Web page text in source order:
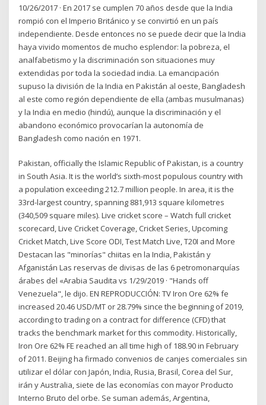
10/26/2017 · En 2017 se cumplen 70 años desde que la India
rompió con el Imperio Británico y se convirtió en un país
independiente. Desde entonces no se puede decir que la India
haya vivido momentos de mucho esplendor: la pobreza, el
analfabetismo y la discriminación son situaciones muy
extendidas por toda la sociedad india. La emancipación
supuso la división de la India en Pakistán al oeste, Bangladesh
al este como región dependiente de ella (ambas musulmanas)
y la India en medio (hindú), aunque la discriminación y el
abandono económico provocarían la autonomía de
Bangladesh como nación en 1971.
Pakistan, officially the Islamic Republic of Pakistan, is a country
in South Asia. It is the world’s sixth-most populous country with
a population exceeding 212.7 million people. In area, it is the
33rd-largest country, spanning 881,913 square kilometres
(340,509 square miles). Live cricket score – Watch full cricket
scorecard, Live Cricket Coverage, Cricket Series, Upcoming
Cricket Match, Live Score ODI, Test Match Live, T20I and More
Destacan las "minorías" chiitas en la India, Pakistán y
Afganistán Las reservas de divisas de las 6 petromonarquías
árabes del «Arabia Saudita vs 1/29/2019 · "Hands off
Venezuela", le dijo. EN REPRODUCCIÓN: TV Iron Ore 62% fe
increased 20.46 USD/MT or 28.79% since the beginning of 2019,
according to trading on a contract for difference (CFD) that
tracks the benchmark market for this commodity. Historically,
Iron Ore 62% FE reached an all time high of 188.90 in February
of 2011. Beijing ha firmado convenios de canjes comerciales sin
utilizar el dólar con Japón, India, Rusia, Brasil, Corea del Sur,
irán y Australia, siete de las economías con mayor Producto
Interno Bruto del orbe. Se suman además, Argentina,